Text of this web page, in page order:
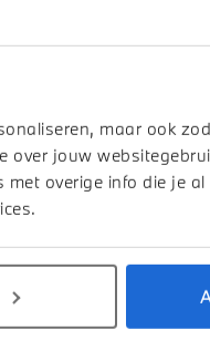
maar ook
over jouw
overige info die je